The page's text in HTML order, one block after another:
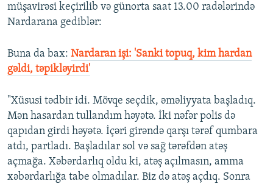
müşavirəsi keçirilib və günorta saat 13.00 radələrində
Nardarana gediblər:
Buna da bax: Nardaran işi: 'Sanki topuq, kim hardan
gəldi, təpikləyirdi'
"Xüsusi tədbir idi. Mövqe seçdik, əməliyyata başladıq.
Mən hasardan tullandım həyətə. İki nəfər polis də
qapıdan girdi həyətə. İçəri girəndə qarşı tərəf qumbara
atdı, partladı. Başladılar sol və sağ tərəfdən atəş
açmağa. Xəbərdarlıq oldu ki, atəş açılmasın, amma
xəbərdarlığa tabe olmadılar. Biz də atəş açdıq. Sonra